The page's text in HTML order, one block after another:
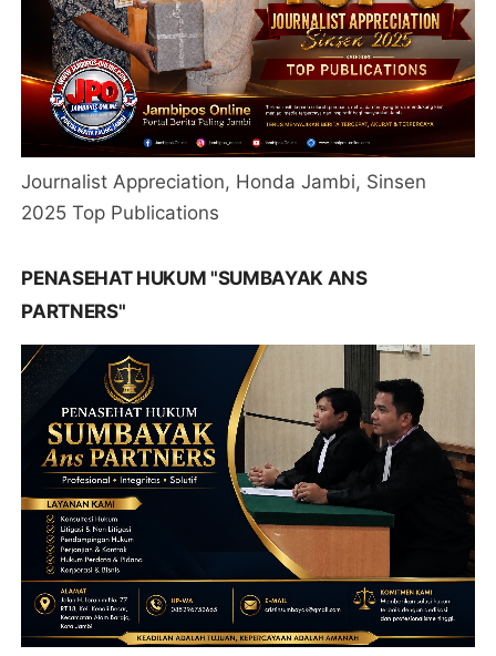
Journalist Appreciation, Honda Jambi, Sinsen
2025 Top Publications
PENASEHAT HUKUM "SUMBAYAK ANS
PARTNERS"